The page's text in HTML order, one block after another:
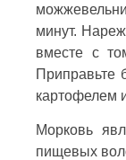
минут.
вместе с
Приправьте
картофелем
Морковь
пищевых